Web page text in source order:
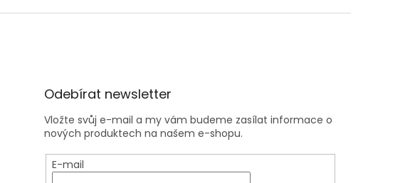
Odebírat newsletter
Vložte svůj e-mail a my vám budeme zasílat informace o
nových produktech na našem e-shopu.
E-mail